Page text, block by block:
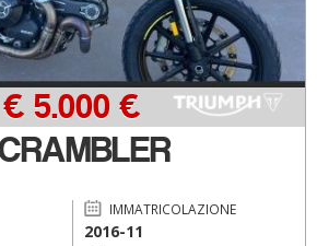
€ 5.000 €
IMMATRICOLAZIONE
2016-11